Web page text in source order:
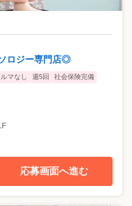
ロジー専門店◎
ルマなし 週5回
社会保険完備
応募画面へ進む